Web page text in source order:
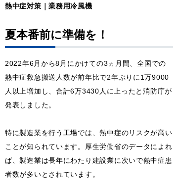
熱中症対策｜業務用冷風機
夏本番前に準備を！
2022年6月から8月にかけての3ヵ月間、全国での
熱中症救急搬送人数が前年比で2年ぶりに1万9000
人以上増加し、合計6万3430人に上ったと消防庁が
発表しました。
特に製造業を行う工場では、熱中症のリスクが高い
ことが知られています。厚生労働省のデータによれ
ば、製造業は長年にわたり建設業に次いで熱中症患
者数が多いとされています。